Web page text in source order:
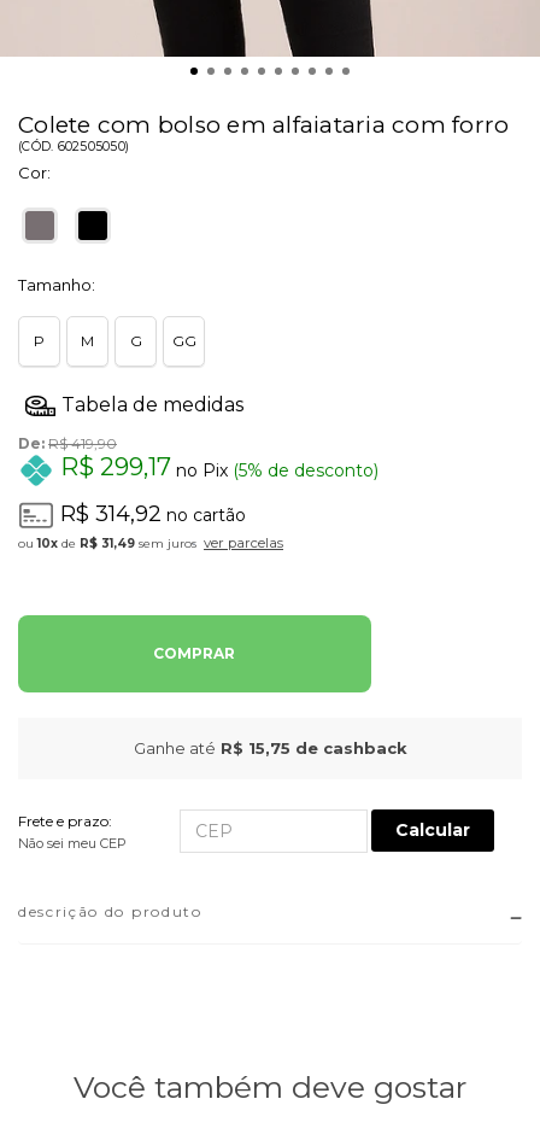
Colete com bolso em alfaiataria com forro
(CÓD. 602505050)
Cor:
Tamanho:
P M G GG
De: R$ 419,90
R$ 299,17 no Pix (5% de desconto)
R$ 314,92 no cartão
10x de R$ 31,49 sem juros ver parcelas
COMPRAR
Ganhe até R$ 15,75 de cashback
Frete e prazo:
Não sei meu CEP
Calcular
descrição do produto
Você também deve gostar